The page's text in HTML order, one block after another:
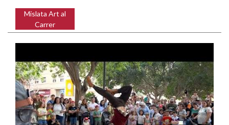
Mislata Art al
Carrer